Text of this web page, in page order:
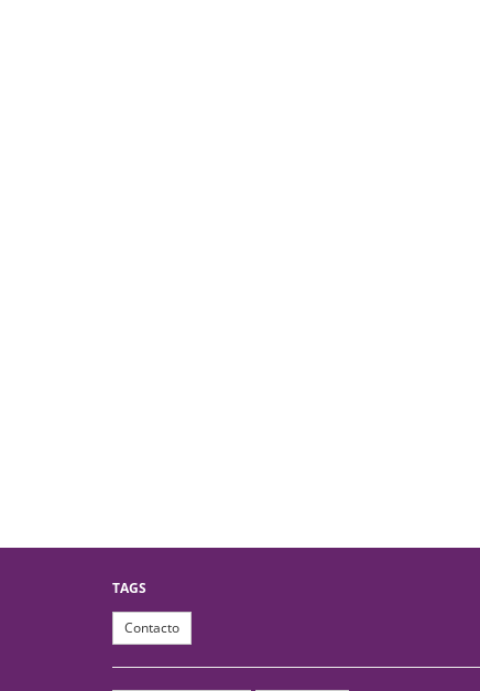
TAGS
Contacto